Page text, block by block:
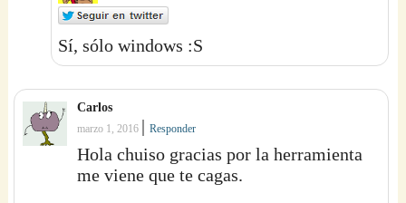
Sí, sólo windows :S
Carlos
marzo 1, 2016 |Responder
Hola chuiso gracias por la herramienta
me viene que te cagas.